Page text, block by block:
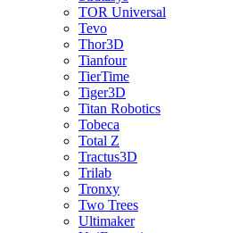
TOR Universal
Tevo
Thor3D
Tianfour
TierTime
Tiger3D
Titan Robotics
Tobeca
Total Z
Tractus3D
Trilab
Tronxy
Two Trees
Ultimaker